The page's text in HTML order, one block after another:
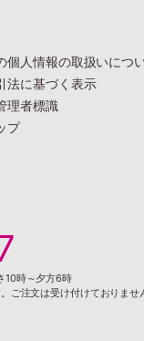
個人情報の取扱いにつ
法に基づく表示
理者標識
プ
10時～夕方6時
ご注文は受け付けておりませ